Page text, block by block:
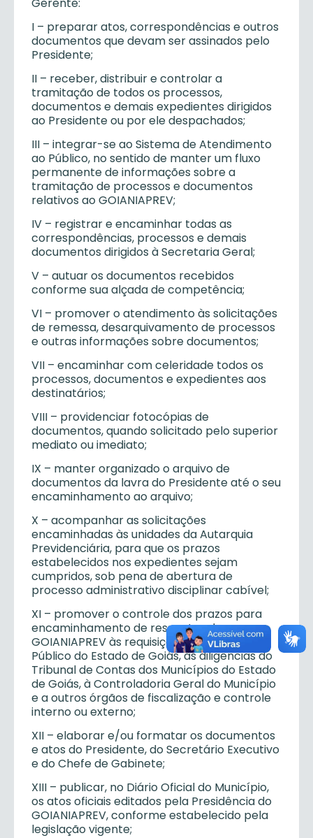
I – preparar atos, correspondências e outros
documentos que devam ser assinados pelo
Presidente;
II – receber, distribuir e controlar a
tramitação de todos os processos,
documentos e demais expedientes dirigidos
ao Presidente ou por ele despachados;
III – integrar-se ao Sistema de Atendimento
ao Público, no sentido de manter um fluxo
permanente de informações sobre a
tramitação de processos e documentos
relativos ao GOIANIAPREV;
IV – registrar e encaminhar todas as
correspondências, processos e demais
documentos dirigidos à Secretaria Geral;
V – autuar os documentos recebidos
conforme sua alçada de competência;
VI – promover o atendimento às solicitações
de remessa, desarquivamento de processos
e outras informações sobre documentos;
VII – encaminhar com celeridade todos os
processos, documentos e expedientes aos
destinatários;
VIII – providenciar fotocópias de
documentos, quando solicitado pelo superior
mediato ou imediato;
IX – manter organizado o arquivo de
documentos da lavra do Presidente até o seu
encaminhamento ao arquivo;
X – acompanhar as solicitações
encaminhadas às unidades da Autarquia
Previdenciária, para que os prazos
estabelecidos nos expedientes sejam
cumpridos, sob pena de abertura de
processo administrativo disciplinar cabível;
XI – promover o controle dos prazos para
encaminhamento de respostas do
GOIANIAPREV às requisições do Ministério
Público do Estado de Goiás, às diligências do
Tribunal de Contas dos Municípios do Estado
de Goiás, à Controladoria Geral do Município
e a outros órgãos de fiscalização e controle
interno ou externo;
XII – elaborar e/ou formatar os documentos
e atos do Presidente, do Secretário Executivo
e do Chefe de Gabinete;
XIII – publicar, no Diário Oficial do Município,
os atos oficiais editados pela Presidência do
GOIANIAPREV, conforme estabelecido pela
legislação vigente;